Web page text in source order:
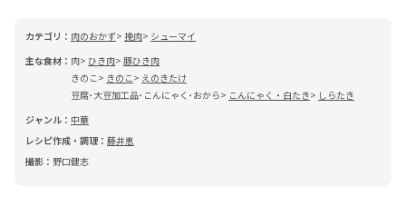
カテゴリ： 肉のおかず 挽肉
シューマイ
主な食材： 肉 ひき肉 豚ひき肉
きのこ
きのこ
えのきたけ
豆腐･大豆加工品･こんにゃく･おから
こんにゃく・白たき
しらたき
ジャンル： 中華
レシピ作成・調理： 藤井恵
撮影： 野口健志